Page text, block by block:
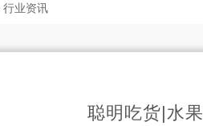
行业资讯
聪明吃货|水